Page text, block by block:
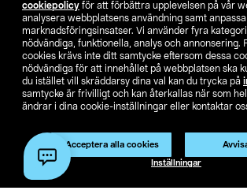
cookiepolicy för att förbättra upplevelsen på vår
analysera webbplatsens användning samt
marknadsföringsinsatser. Vi använder fyra
nödvändiga, funktionella, analys och annonsering.
cookies krävs inte ditt samtycke eftersom dessa
nödvändiga för att innehållet på webbplatsen ska
du istället vill skräddarsy dina val kan du trycka på
samtycke är frivilligt och kan återkallas när som
ändrar i dina cookie-inställningar eller kontaktar
Acceptera alla cookies
Inställningar
Hitta butik
SE NO FI
Köpvillkor Privacy statement Klubbvillkor
Ändra till priser exklusive moms